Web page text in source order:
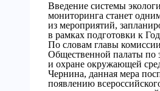
Введение системы
мониторинга станет
из мероприятий,
в рамках подготовки к
По словам главы комиссии
Общественной палаты по
и охране окружающей
Чернина, данная мера
появлению